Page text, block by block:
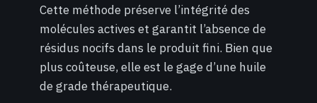
Cette méthode préserve l’intégrité des
molécules actives et garantit l’absence de
résidus nocifs dans le produit fini. Bien que
plus coûteuse, elle est le gage d’une huile
de grade thérapeutique.